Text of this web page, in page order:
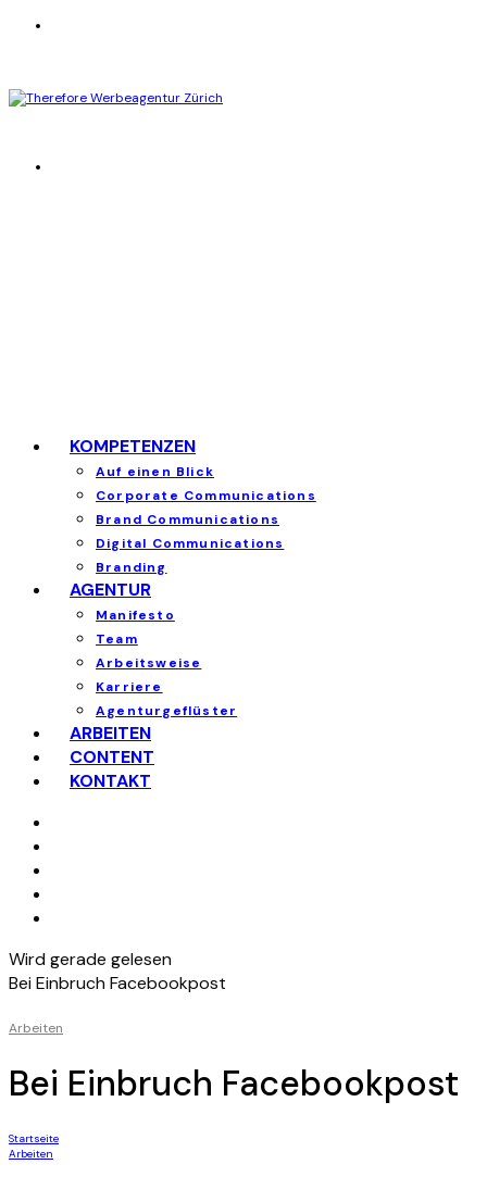
KOMPETENZEN
Auf einen Blick
Corporate Communications
Brand Communications
Digital Communications
Branding
AGENTUR
Manifesto
Team
Arbeitsweise
Karriere
Agenturgeflüster
ARBEITEN
CONTENT
KONTAKT
Wird gerade gelesen
Bei Einbruch Facebookpost
Arbeiten
Bei Einbruch Facebookpost
Startseite
Arbeiten